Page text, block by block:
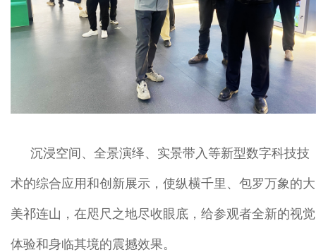
沉浸空间、全景演绎、实景带入等新型数字科技技
术的综合应用和创新展示，使纵横千里、包罗万象的大
美祁连山，在咫尺之地尽收眼底，给参观者全新的视觉
体验和身临其境的震撼效果。